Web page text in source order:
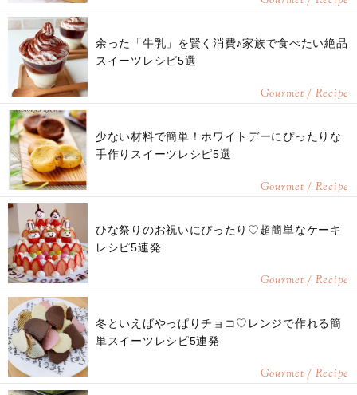
余った「牛乳」を賢く消費♪家族で食べたい絶品
スイーツレシピ5選
Gourmet / Recipe
少ない材料で簡単！ホワイトデーにぴったりな
手作りスイーツレシピ5選
Gourmet / Recipe
ひな祭りのお祝いにぴったり♡超簡単なケーキ
レシピ5連発
Gourmet / Recipe
冬といえばやっぱりチョコ♡レンジで作れる簡
単スイーツレシピ5連発
Gourmet / Recipe